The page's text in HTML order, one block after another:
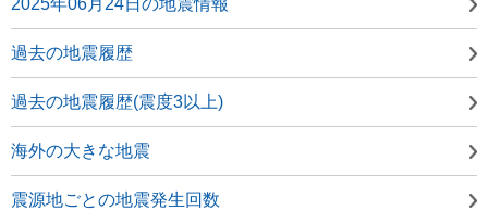
過去の地震履歴
過去の地震履歴(震度3以上)
海外の大きな地震
震源地ごとの地震発生回数